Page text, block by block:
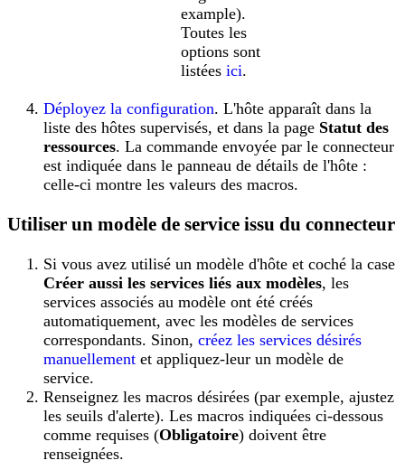
example).
Toutes les
options sont
listées ici.
Déployez la configuration. L'hôte apparaît dans la
liste des hôtes supervisés, et dans la page Statut des
ressources. La commande envoyée par le connecteur
est indiquée dans le panneau de détails de l'hôte :
celle-ci montre les valeurs des macros.
Utiliser un modèle de service issu du connecteur
Si vous avez utilisé un modèle d'hôte et coché la case
Créer aussi les services liés aux modèles, les
services associés au modèle ont été créés
automatiquement, avec les modèles de services
correspondants. Sinon, créez les services désirés
manuellement et appliquez-leur un modèle de
service.
Renseignez les macros désirées (par exemple, ajustez
les seuils d'alerte). Les macros indiquées ci-dessous
comme requises (Obligatoire) doivent être
renseignées.